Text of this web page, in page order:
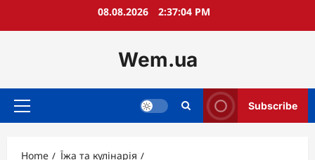
08.08.2026 2:37:06 PM
Wem.ua
Primary
Subscribe
Home
Їжа та кулінарія